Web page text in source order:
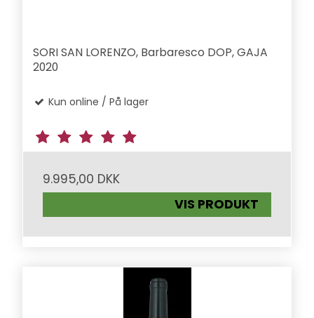
SORI SAN LORENZO, Barbaresco DOP, GAJA
2020
Kun online / På lager
9.995,00 DKK
VIS PRODUKT